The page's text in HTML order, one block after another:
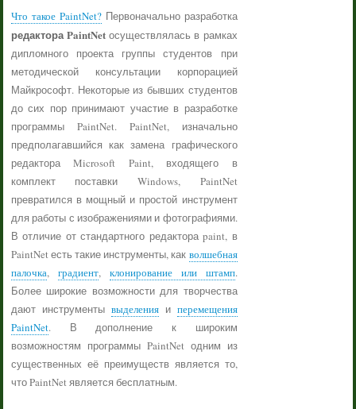
Что такое PaintNet?Первоначально разработка
редактора PaintNet осуществлялась в рамках
дипломного проекта группы студентов при
методической консультации корпорацией
Майкрософт. Некоторые из бывших студентов
до сих пор принимают участие в разработке
программы PaintNet. PaintNet, изначально
предполагавшийся как замена графического
редактора Microsoft Paint, входящего в
комплект поставки Windows, PaintNet
превратился в мощный и простой инструмент
для работы с изображениями и фотографиями.
В отличие от стандартного редактора paint, в
PaintNet есть такие инструменты, как волшебная
палочка, градиент, клонирование или штамп.
Более широкие возможности для творчества
дают инструменты выделенияи перемещения
PaintNet. В дополнение к широким
возможностям программы PaintNet одним из
существенных её преимуществ является то,
что PaintNet является бесплатным.